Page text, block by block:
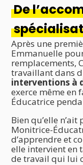
De
Après une
Emmanuelle
remplacements,
travaillant dans
interventions à
exerce même en
Éducatrice
Bien qu’elle
Monitrice-
d’apprendre et
elle intervient en
de travail qui lui